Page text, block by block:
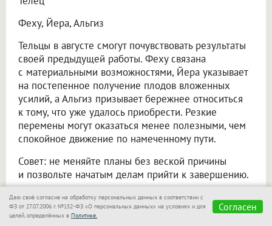
Феху, Йера, Альгиз
Тельцы в августе смогут почувствовать результаты
своей предыдущей работы. Феху связана
с материальными возможностями, Йера указывает
на постепенное получение плодов вложенных
усилий, а Альгиз призывает бережнее относиться
к тому, что уже удалось приобрести. Резкие
перемены могут оказаться менее полезными, чем
спокойное движение по намеченному пути.
Совет: не меняйте планы без веской причины
и позвольте начатым делам прийти к завершению.
Близнецы
Ансуз, Райдо, Манназ
Даю своё согласие на обработку персональных данных в соответствии с
ФЗ от 27.07.2006 г. №152-ФЗ «О персональных данных» на условиях и для
целей, определённых в Политике.
Согласен